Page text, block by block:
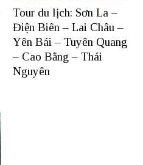
Tour du lịch: Sơn La –
Điện Biên – Lai Châu –
Yên Bái – Tuyên Quang
– Cao Bằng – Thái
Nguyên